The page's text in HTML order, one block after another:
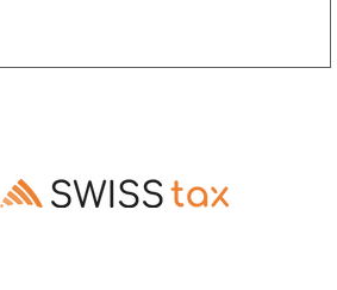
Ausschluss des Rentenaufschubs bei
Altersrenten, die Invalidenrenten